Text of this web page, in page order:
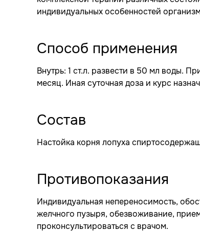
индивидуальных особенностей
Способ применения
Внутрь: 1 ст.л. развести в 50 мл воды.
месяц. Иная суточная доза и курс
Состав
Настойка корня лопуха
Противопоказания
Индивидуальная непереносимость,
желчного пузыря, обезвоживание,
проконсультироваться с врачом.